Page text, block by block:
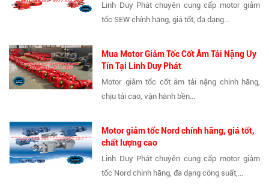
Linh Duy Phát chuyên cung cấp motor giảm
tốc SEW chính hãng, giá tốt, đa dạng...
Mua Motor Giảm Tốc Cốt Âm Tải Nặng Uy
Tín Tại Linh Duy Phát
Motor giảm tốc cốt âm tải nặng chính hãng,
chịu tải cao, vận hành bền...
Motor giảm tốc Nord chính hãng, giá tốt,
chất lượng cao
Linh Duy Phát chuyên cung cấp motor giảm
tốc Nord chính hãng, đa dạng công suất,...